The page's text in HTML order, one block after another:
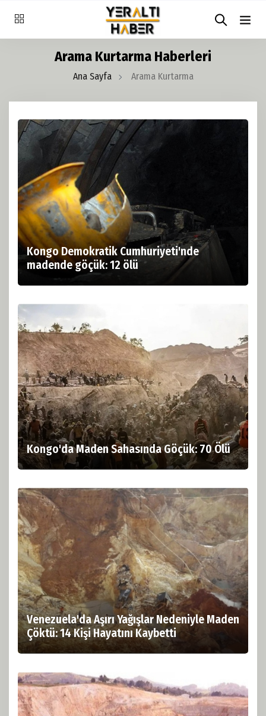
Arama Kurtarma Haberleri
Ana Sayfa Arama Kurtarma
Kongo Demokratik Cumhuriyeti'nde
madende göçük: 12 ölü
Kongo'da Maden Sahasında Göçük: 70 Ölü
Venezuela'da Aşırı Yağışlar Nedeniyle Maden
Çöktü: 14 Kişi Hayatını Kaybetti